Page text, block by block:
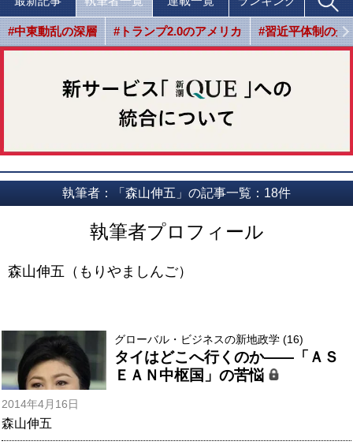
#中東動乱の深層 #トランプ2.0のアメリカ #習近平体制の光
執筆者：「森山伸五」の記事一覧：18件
執筆者プロフィール
森山伸五（もりやましんご）
グローバル・ビジネスの新地政学 (16)
タイはどこへ行くのか――「ＡＳ
ＥＡＮ中枢国」の苦悩
2014年4月16日
森山伸五